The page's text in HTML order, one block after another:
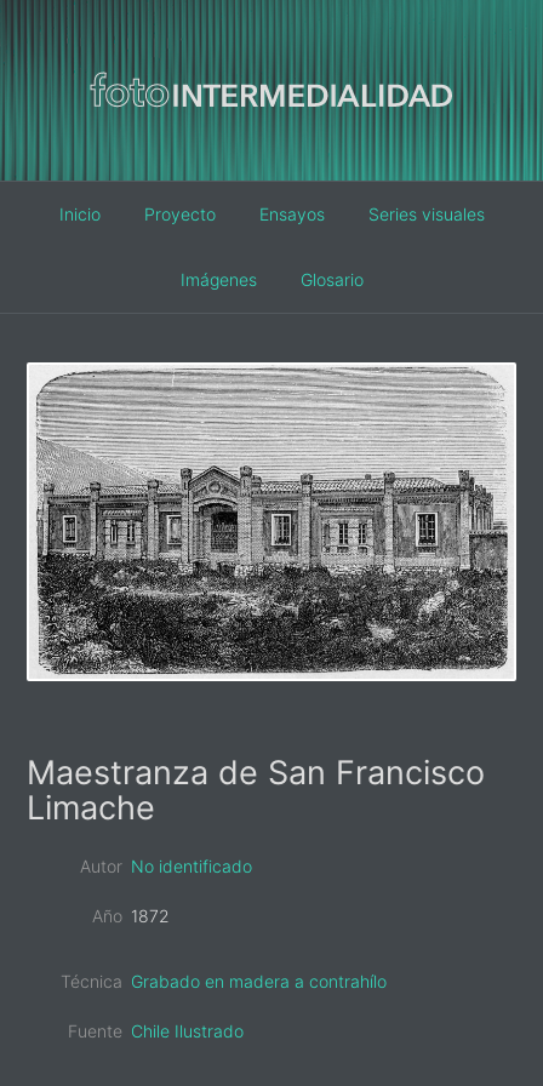
Main
Inicio Proyecto Ensayos Series visuales
Imágenes Glosario
Primary
Sidebar
Maestranza de San Francisco
Limache
Autor No identificado
Año 1872
Técnica Grabado en madera a contrahílo
Fuente Chile Ilustrado